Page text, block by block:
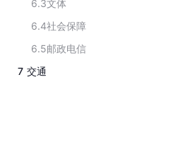
6.3文体
6.4社会保障
6.5邮政电信
7 交通